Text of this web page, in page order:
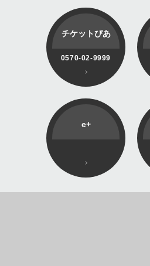
チケットぴあ
0570-02-9999
e+